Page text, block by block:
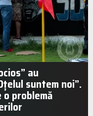
au
suntem noi”.
o problemă